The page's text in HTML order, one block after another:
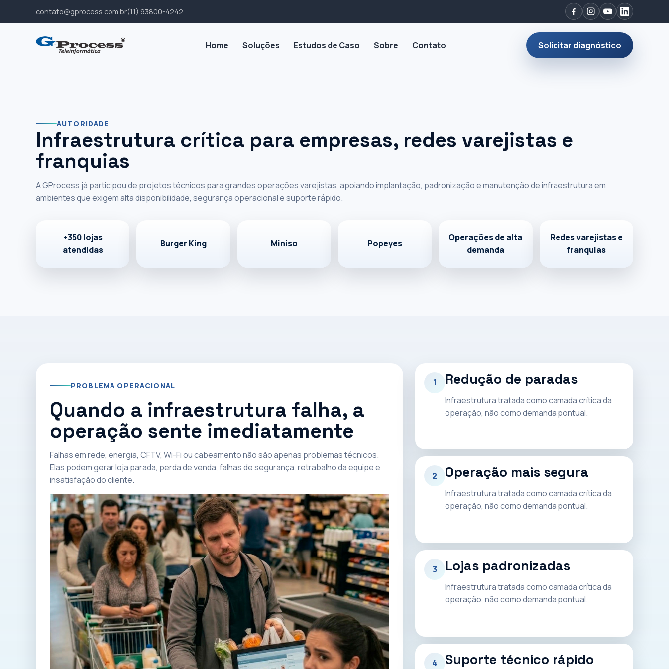
contato@gprocess.com.br(11) 93800-4242
Home Soluções Estudos de Caso Sobre Contato Solicitar diagnóstico
Experiência em
infraestrutura para
grandes operações
varejistas
‹ || ›
AUTORIDADE
Infraestrutura crítica para empresas, redes varejistas e
franquias
A GProcess já participou de projetos técnicos para grandes operações varejistas, apoiando implantação, padronização e manutenção de infraestrutura em
ambientes que exigem alta disponibilidade, segurança operacional e suporte rápido.
+350 lojas
atendidas
Burger King Miniso Popeyes
Operações de alta
demanda
Redes varejistas e
franquias
PROBLEMA OPERACIONAL
Quando a infraestrutura falha, a
operação sente imediatamente
Falhas em rede, energia, CFTV, Wi-Fi ou cabeamento não são apenas problemas técnicos.
Elas podem gerar loja parada, perda de venda, falhas de segurança, retrabalho da equipe e
insatisfação do cliente.
1 Redução de paradas
Infraestrutura tratada como camada crítica da
operação, não como demanda pontual.
2 Operação mais segura
Infraestrutura tratada como camada crítica da
operação, não como demanda pontual.
3 Lojas padronizadas
Infraestrutura tratada como camada crítica da
operação, não como demanda pontual.
4 Suporte técnico rápido